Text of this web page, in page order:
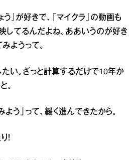
』が好きで、『マイクラ』の動画も
してるんだよね。ああいうのが好き
ようって。
い。ざっと計算するだけで10年か
。
よう」って、緩く進んできたから。
！